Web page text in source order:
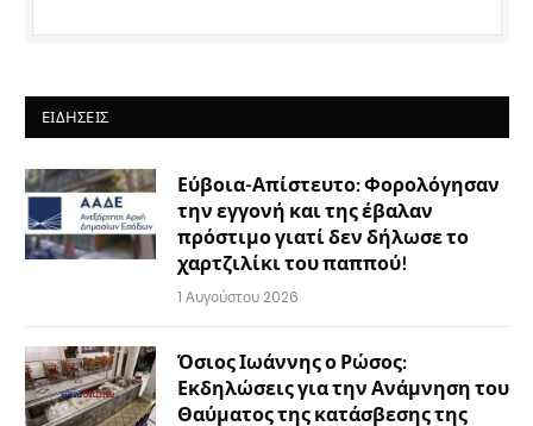
ΕΙΔΉΣΕΙΣ
Εύβοια-Απίστευτο: Φορολόγησαν
την εγγονή και της έβαλαν
πρόστιμο γιατί δεν δήλωσε το
χαρτζιλίκι του παππού!
1 Αυγούστου 2026
Όσιος Ιωάννης ο Ρώσος:
Εκδηλώσεις για την Ανάμνηση του
Θαύματος της κατάσβεσης της